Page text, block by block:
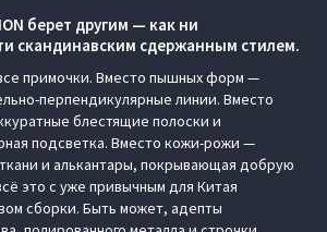
берет другим — как ни
скандинавским сдержанным стилем.
примочки. Вместо пышных форм —
перпендикулярные линии. Вместо
блестящие полоски и
подсветка. Вместо кожи-рожи —
и алькантары, покрывающая добрую
это с уже привычным для Китая
сборки. Быть может, адепты